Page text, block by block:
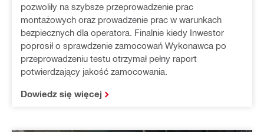
pozwoliły na szybsze przeprowadzenie prac
montażowych oraz prowadzenie prac w warunkach
bezpiecznych dla operatora. Finalnie kiedy Inwestor
poprosił o sprawdzenie zamocowań Wykonawca po
przeprowadzeniu testu otrzymał pełny raport
potwierdzający jakość zamocowania.
Dowiedz się więcej